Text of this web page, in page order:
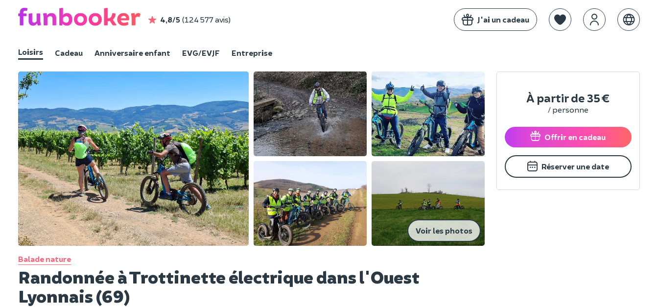
4,8/5 (124 577 avis) J'ai un cadeau
Loisirs Cadeau Anniversaire enfant EVG/EVJF Entreprise
Voir les photos
Balade nature
Randonnée à Trottinette électrique dans l'Ouest
Lyonnais (69)
À partir de 35 €
/ personne
Offrir en cadeau
Réserver une date